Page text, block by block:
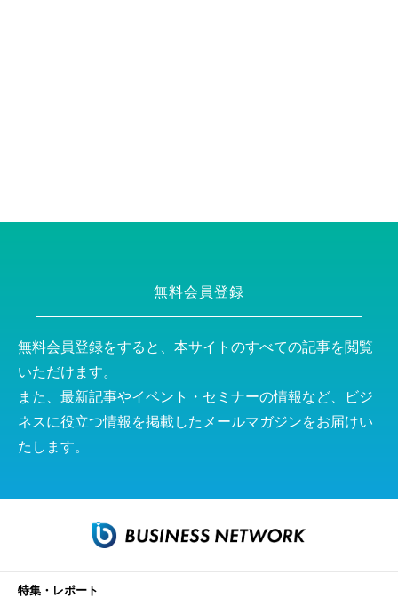
無料会員登録
無料会員登録をすると、本サイトのすべての記事を閲覧
いただけます。
また、最新記事やイベント・セミナーの情報など、ビジ
ネスに役立つ情報を掲載したメールマガジンをお届けい
たします。
特集・レポート